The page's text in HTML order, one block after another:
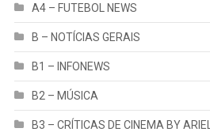
A4 – FUTEBOL NEWS
B – NOTÍCIAS GERAIS
B1 – INFONEWS
B2 – MÚSICA
B3 – CRÍTICAS DE CINEMA BY ARIEL